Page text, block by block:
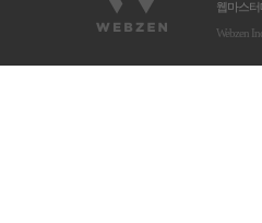
웹마스
Webzen